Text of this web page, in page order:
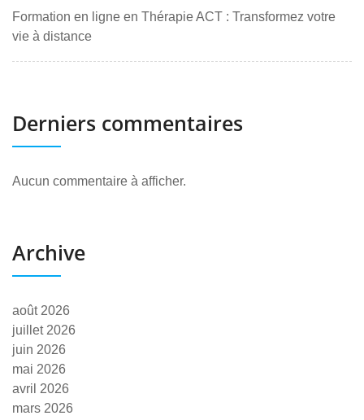
Formation en ligne en Thérapie ACT : Transformez votre
vie à distance
Derniers commentaires
Aucun commentaire à afficher.
Archive
août 2026
juillet 2026
juin 2026
mai 2026
avril 2026
mars 2026